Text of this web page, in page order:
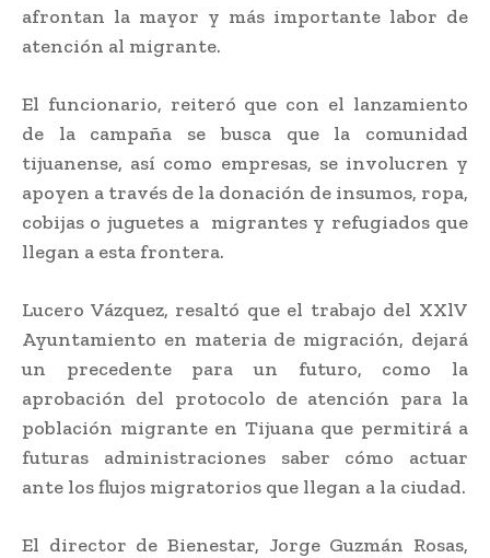
afrontan la mayor y más importante labor de
atención al migrante.
El funcionario, reiteró que con el lanzamiento
de la campaña se busca que la comunidad
tijuanense, así como empresas, se involucren y
apoyen a través de la donación de insumos, ropa,
cobijas o juguetes a migrantes y refugiados que
llegan a esta frontera.
Lucero Vázquez, resaltó que el trabajo del XXlV
Ayuntamiento en materia de migración, dejará
un precedente para un futuro, como la
aprobación del protocolo de atención para la
población migrante en Tijuana que permitirá a
futuras administraciones saber cómo actuar
ante los flujos migratorios que llegan a la ciudad.
El director de Bienestar, Jorge Guzmán Rosas,